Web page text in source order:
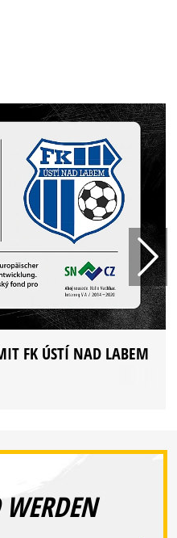
FK ÚSTÍ NAD LABEM